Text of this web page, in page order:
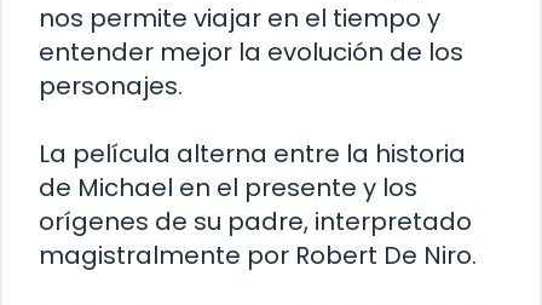
nos permite viajar en el tiempo y
entender mejor la evolución de los
personajes.
La película alterna entre la historia
de Michael en el presente y los
orígenes de su padre, interpretado
magistralmente por Robert De Niro.